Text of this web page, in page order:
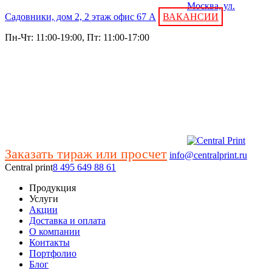
Москва, ул.
Садовники, дом 2, 2 этаж офис 67 А
ВАКАНСИИ
Пн-Чт: 11:00-19:00, Пт: 11:00-17:00
Заказать тираж или просчет info@centralprint.ru
Central print8 495 649 88 61
Продукция
Услуги
Акции
Доставка и оплата
О компании
Контакты
Портфолио
Блог